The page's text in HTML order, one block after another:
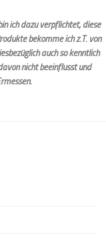
ich dazu verpflichtet, diese
bekomme ich z.T. von
auch so kenntlich
nicht beeinflusst und